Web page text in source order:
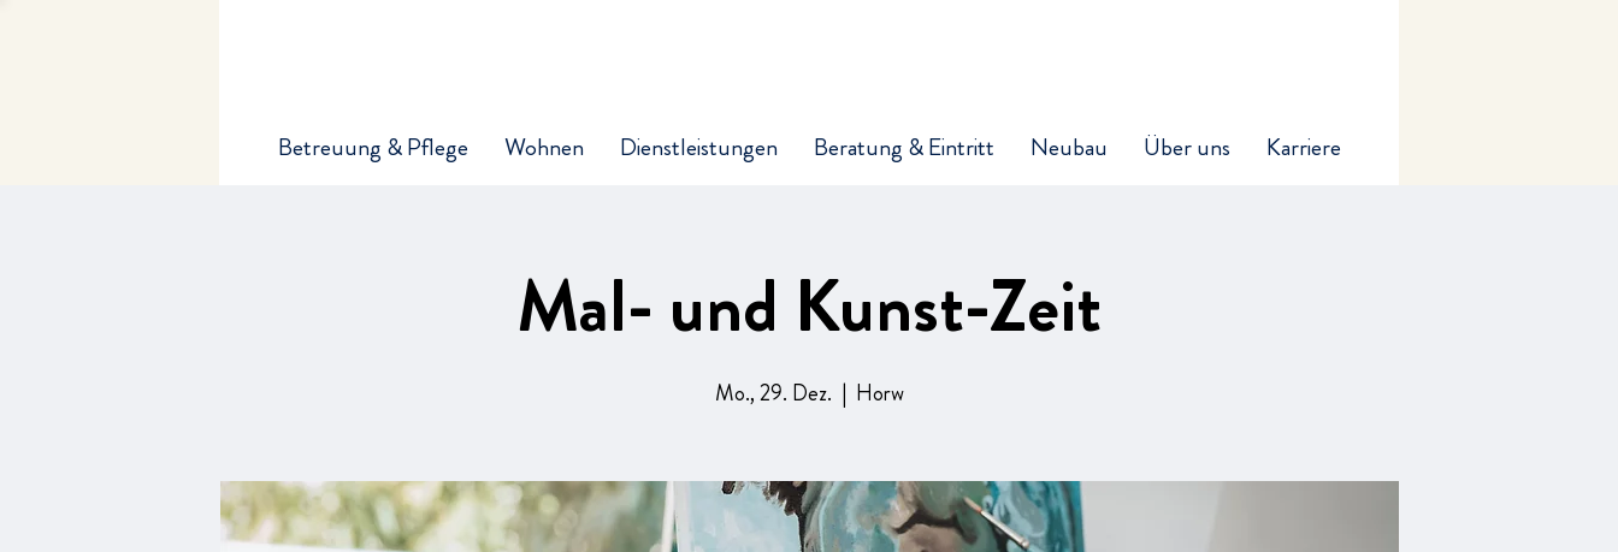
Betreuung & Pflege Wohnen Dienstleistungen Beratung & Eintritt Neubau Über uns Karriere
Mal- und Kunst-Zeit
Mo., 29. Dez.
  |
Horw